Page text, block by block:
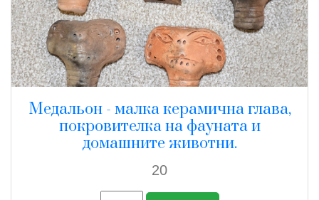
Медальон - малка керамична глава,
покровителка на фауната и
домашните животни.
20